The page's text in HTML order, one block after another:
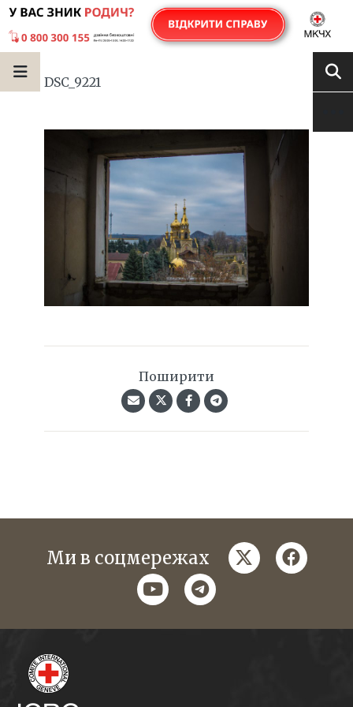
DSC_9221
Поширити
Ми в соцмережах twitter
youtubetelegram